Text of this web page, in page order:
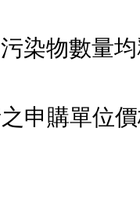
申購單位